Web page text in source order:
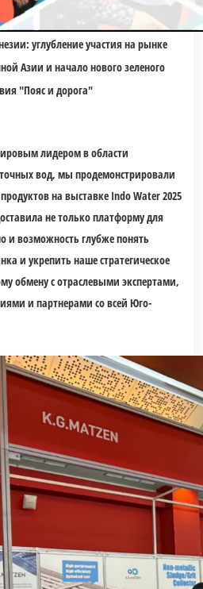
углубление участия на рынке
Азии и начало нового зеленого
"Пояс и дорога"
лидером в области
вод, мы продемонстрировали
на выставке Indo Water 2025
не только платформу для
и возможность глубже понять
и укрепить наше стратегическое
обмену с отраслевыми экспертами,
и партнерами со всей Юго-